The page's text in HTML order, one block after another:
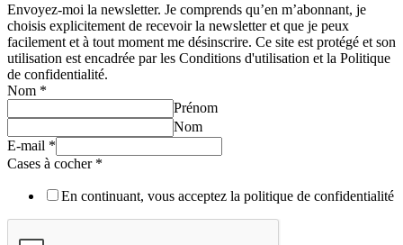
Envoyez-moi la newsletter. Je comprends qu’en m’abonnant, je
choisis explicitement de recevoir la newsletter et que je peux
facilement et à tout moment me désinscrire. Ce site est protégé et son
utilisation est encadrée par les Conditions d'utilisation et la Politique
de confidentialité.
Nom *
Prénom
Nom
E-mail *
Cases à cocher *
En continuant, vous acceptez la politique de confidentialité